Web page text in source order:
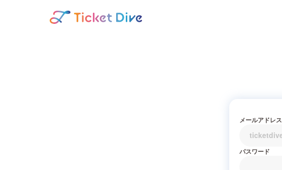
メールアドレス
パスワード